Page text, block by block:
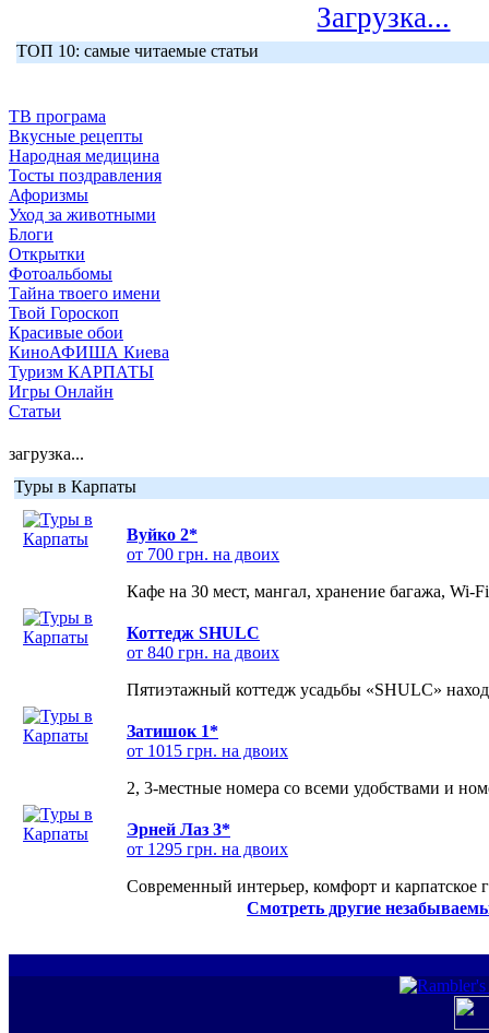
Загрузка...
ТОП 10: самые читаемые статьи
ТВ програма
Вкусные рецепты
Народная медицина
Тосты поздравления
Афоризмы
Уход за животными
Блоги
Открытки
Фотоальбомы
Тайна твоего имени
Твой Гороскоп
Красивые обои
КиноАФИША Киева
Туризм КАРПАТЫ
Игры Онлайн
Статьи
загрузка...
Туры в Карпаты
Вуйко 2*
от 700 грн. на двоих
Кафе на 30 мест, мангал, хранение багажа, Wi-
Коттедж SHULC
от 840 грн. на двоих
Пятиэтажный коттедж усадьбы «SHULC»
Затишок 1*
от 1015 грн. на двоих
2, 3-местные номера со всеми удобствами и
Эрней Лаз 3*
от 1295 грн. на двоих
Современный интерьер, комфорт и карпатское
Смотреть другие